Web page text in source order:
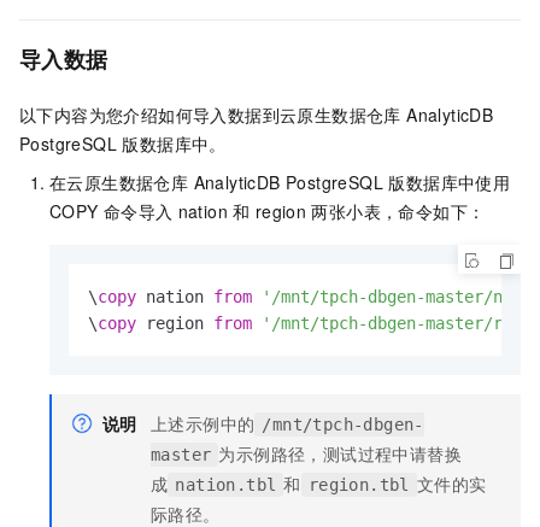
导入数据
以下内容为您介绍如何导入数据到云原生数据仓库 AnalyticDB
PostgreSQL 版数据库中。
在云原生数据仓库 AnalyticDB PostgreSQL 版数据库中使用
COPY 命令导入 nation 和 region 两张小表，命令如下：
\copy nation from
'/mnt/tpch-dbgen-master/
\copy region from '/mnt/tpch-dbgen-master/
说明 上述示例中的 /mnt/tpch-dbgen-
master 为示例路径，测试过程中请替换
成 nation.tbl 和 region.tbl
文件的实
际路径。